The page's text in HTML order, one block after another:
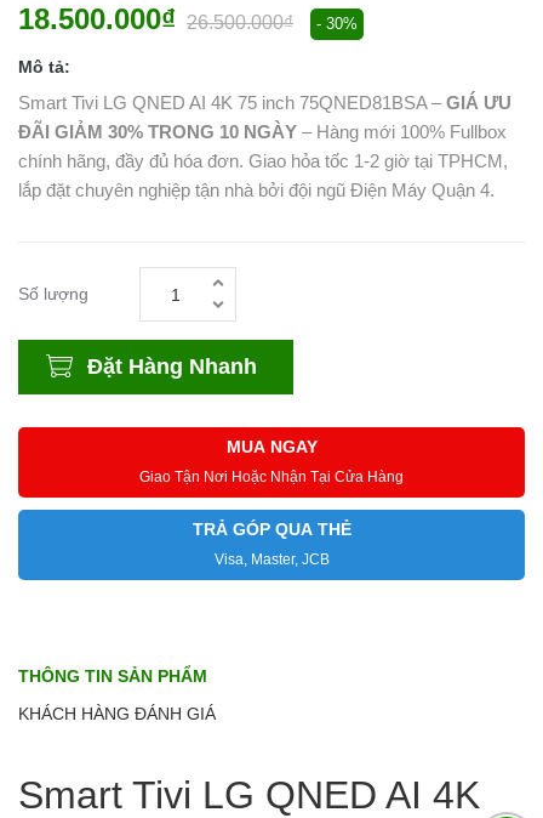
18.500.000₫ 26.500.000₫ - 30%
Mô tả:
Smart Tivi LG QNED AI 4K 75 inch 75QNED81BSA –GIÁ ƯU
ĐÃI GIẢM 30% TRONG 10 NGÀY – Hàng mới 100% Fullbox
chính hãng, đầy đủ hóa đơn. Giao hỏa tốc 1-2 giờ tại TPHCM,
lắp đặt chuyên nghiệp tận nhà bởi đội ngũ Điện Máy Quận 4.
Số lượng
Đặt Hàng Nhanh
MUA NGAY
Giao Tận Nơi Hoặc Nhận Tại Cửa Hàng
TRẢ GÓP QUA THẺ
Visa, Master, JCB
THÔNG TIN SẢN PHẨM
KHÁCH HÀNG ĐÁNH GIÁ
Smart Tivi LG QNED AI 4K